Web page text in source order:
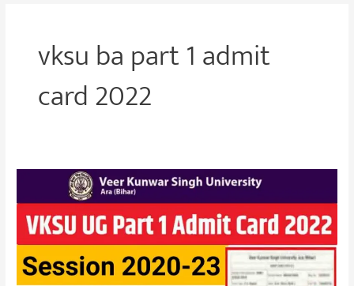
vksu ba part 1 admit
card 2022
Admit
Card
2020-